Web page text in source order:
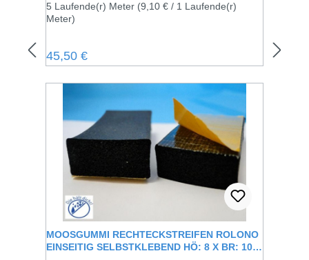
5 Laufende(r) Meter (9,10 € / 1 Laufende(r)
Meter)
Regulärer Preis:
45,50 €
MOOSGUMMI RECHTECKSTREIFEN ROLONO
EINSEITIG SELBSTKLEBEND HÖ: 8 X BR: 10